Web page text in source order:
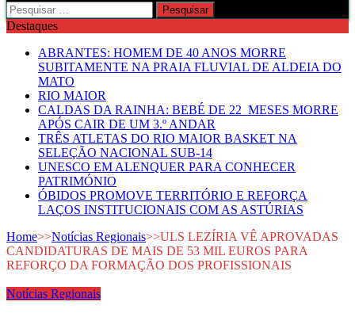
Pesquisar
por:
Destaques
ABRANTES: HOMEM DE 40 ANOS MORRE
SUBITAMENTE NA PRAIA FLUVIAL DE ALDEIA DO
MATO
RIO MAIOR
CALDAS DA RAINHA: BEBÉ DE 22 MESES MORRE
APÓS CAIR DE UM 3.º ANDAR
TRÊS ATLETAS DO RIO MAIOR BASKET NA
SELEÇÃO NACIONAL SUB-14
UNESCO EM ALENQUER PARA CONHECER
PATRIMÓNIO
ÓBIDOS PROMOVE TERRITÓRIO E REFORÇA
LAÇOS INSTITUCIONAIS COM AS ASTÚRIAS
Home>>Notícias Regionais>>ULS LEZÍRIA VÊ APROVADAS
CANDIDATURAS DE MAIS DE 53 MIL EUROS PARA
REFORÇO DA FORMAÇÃO DOS PROFISSIONAIS
Notícias Regionais